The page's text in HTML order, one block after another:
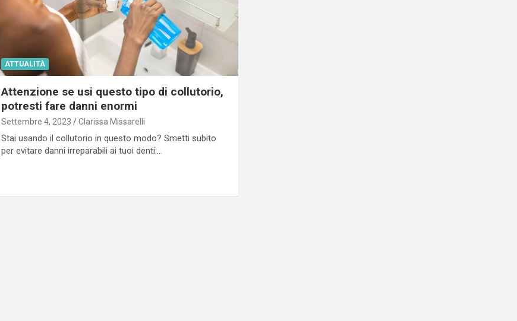
ATTUALITÀ
Attenzione se usi questo tipo di collutorio,
potresti fare danni enormi
Settembre 4, 2023 Clarissa Missarelli
Stai usando il collutorio in questo modo? Smetti subito
per evitare danni irreparabili ai tuoi denti:…